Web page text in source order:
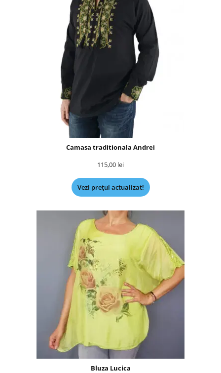
Camasa traditionala Andrei
115,00 lei
Vezi prețul actualizat!
Bluza Lucica